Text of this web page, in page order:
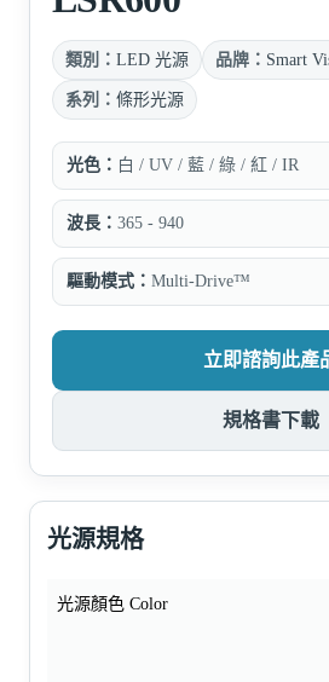
類別： LED 光源 品牌： Smart
系列： 條形光源
光色： 白 / UV / 藍 / 綠 / 紅 / IR
波長： 365 - 940
驅動模式： Multi-Drive™
立即諮詢此產
規格書下載
光源規格
光源顏色 Color